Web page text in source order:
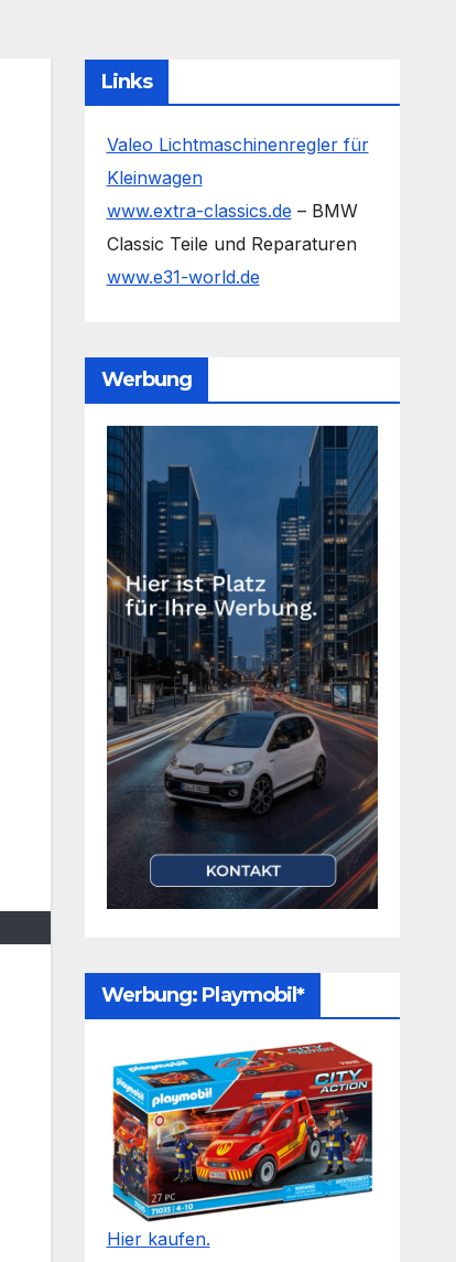
Links
Valeo Lichtmaschinenregler für
Kleinwagen
www.extra-classics.de – BMW
Classic Teile und Reparaturen
www.e31-world.de
Werbung
Werbung: Playmobil*
Hier kaufen.